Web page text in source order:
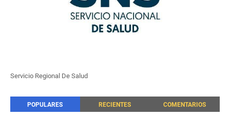
Servicio Regional De Salud
POPULARES RECIENTES COMENTARIOS